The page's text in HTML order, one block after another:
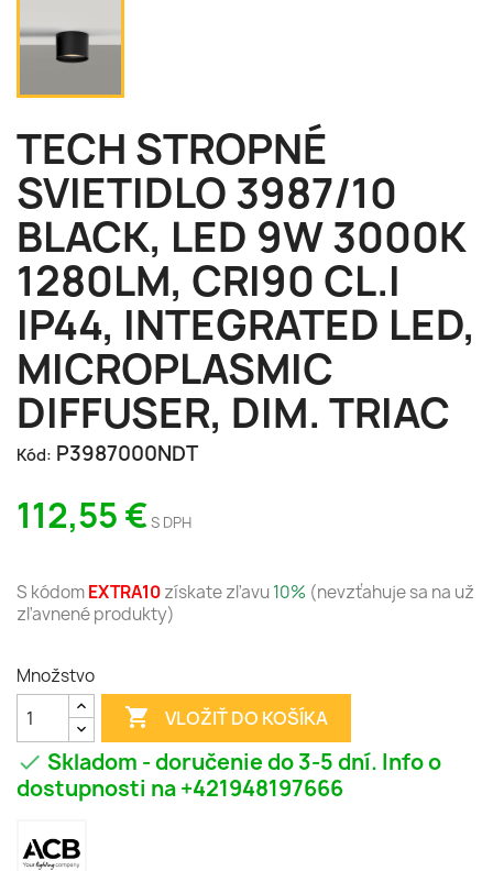
TECH STROPNÉ
SVIETIDLO 3987/10
BLACK, LED 9W 3000K
1280LM, CRI90 CL.I
IP44, INTEGRATED LED,
MICROPLASMIC
DIFFUSER, DIM. TRIAC
Kód: P3987000NDT
112,55 €S DPH
S kódomEXTRA10získate zľavu10% (nevzťahuje sa na už
zľavnené produkty)
Množstvo
 VLOŽIŤ DO KOŠÍKA
 Skladom - doručenie do 3-5 dní. Info o
dostupnosti na +421948197666